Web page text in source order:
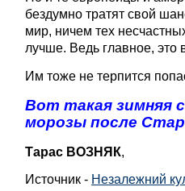
бездумно тратят свой
мир, ничем тех
лучше. Ведь главное,
Им тоже не терпится
Вот такая зимняя
морозы после
Тарас ВОЗНЯК,
Источник - Незалежний